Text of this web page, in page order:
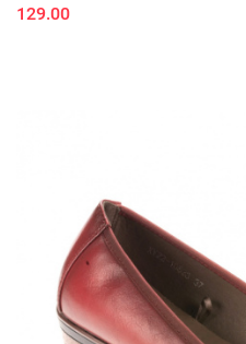
129.00